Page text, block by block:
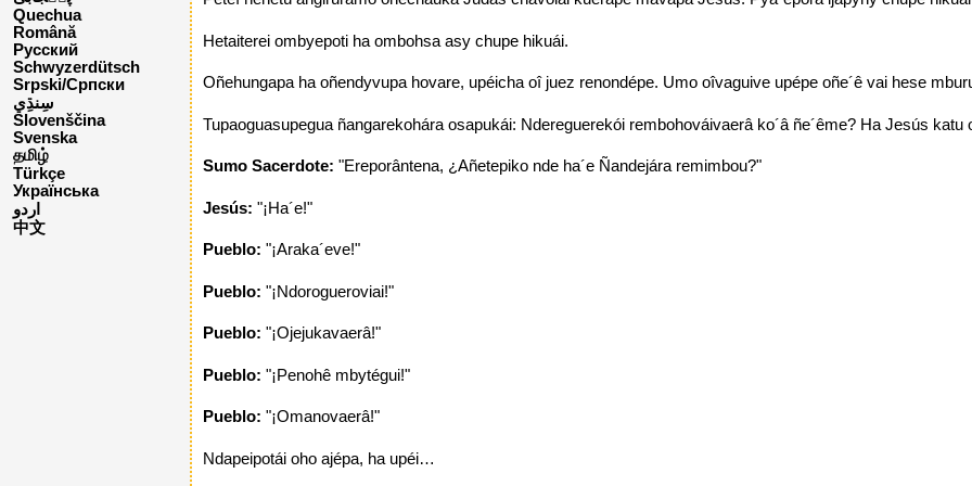
Quechua
Română
Русский
Schwyzerdütsch
Srpski/Српски
Slovenščina
Svenska
தமிழ்
Türkçe
Українська
اردو
中文
Hetaiterei ombyepoti ha ombohsa asy chupe hikuái.
Oñehungapa ha oñendyvupa hovare, upéicha oî juez renondépe. Umo oîvaguive upépe oñe´ê vai hese
Tupaoguasupegua ñangarekohára osapukái: Ndereguerekói rembohováivaerâ ko´â ñe´ême? Ha Jesús katu
Sumo Sacerdote: "Ereporântena, ¿Añetepiko nde ha´e Ñandejára remimbou?"
Jesús: "¡Ha´e!"
Pueblo: "¡Araka´eve!"
Pueblo: "¡Ndorogueroviai!"
Pueblo: "¡Ojejukavaerâ!"
Pueblo: "¡Penohê mbytégui!"
Pueblo: "¡Omanovaerâ!"
Ndapeipotái oho ajépa, ha upéi…